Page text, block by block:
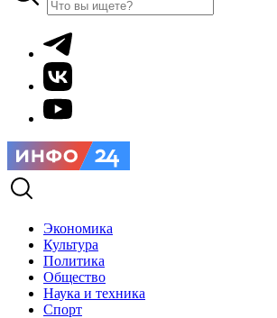
Экономика
Культура
Политика
Общество
Наука и техника
Спорт